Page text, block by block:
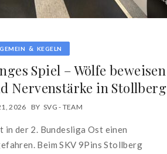
& KEGELN
Spiel – Wölfe beweisen
Nervenstärke in Stollberg
2026 BY SVG - TEAM
in der 2. Bundesliga Ost einen
Beim SKV 9Pins Stollberg